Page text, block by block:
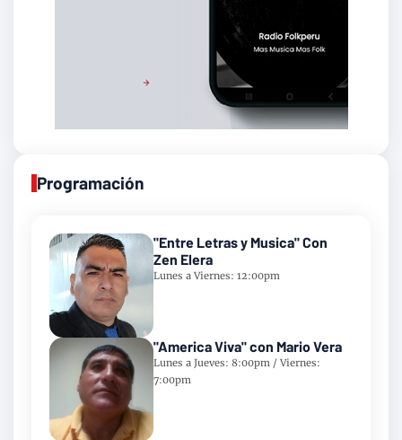
Programación
"Entre Letras y Musica" Con
Zen Elera
Lunes a Viernes: 12:00pm
"America Viva" con Mario Vera
Lunes a Jueves: 8:00pm / Viernes:
7:00pm